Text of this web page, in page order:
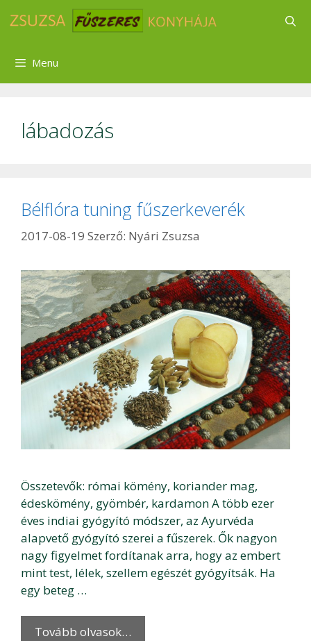
Menu
lábadozás
Bélflóra tuning fűszerkeverék
2017-08-19 Szerző: Nyári Zsuzsa
Összetevők: római kömény, koriander mag,
édeskömény, gyömbér, kardamon A több ezer
éves indiai gyógyító módszer, az Ayurvéda
alapvető gyógyító szerei a fűszerek. Ők nagyon
nagy figyelmet fordítanak arra, hogy az embert
mint test, lélek, szellem egészét gyógyítsák. Ha
egy beteg …
Tovább olvasok…